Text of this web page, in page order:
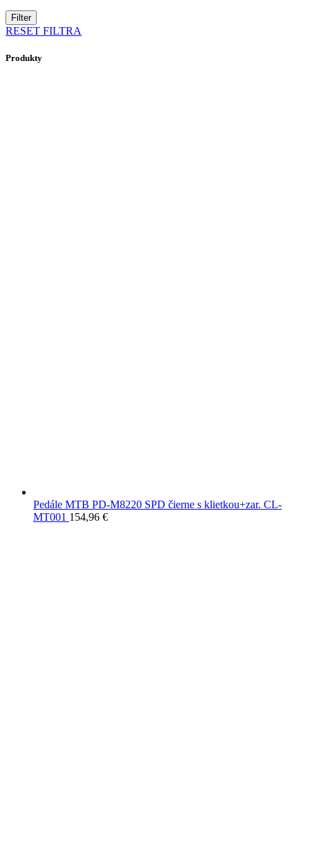
Filter
RESET FILTRA
Produkty
Pedále MTB PD-M8220 SPD čierne s klietkou+zar. CL-
MT001 154,96 €